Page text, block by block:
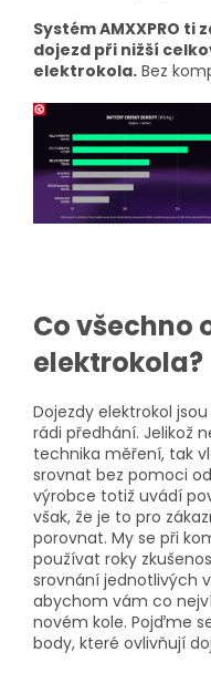
Systém AMXXPRO
dojezd při nižší
elektrokola. Bez
Co všechno
elektrokola?
Dojezdy elektrokol
rádi předhání. Jelikož
technika měření, tak
srovnat bez pomoci
výrobce totiž uvádí
však, že je to pro
porovnat. My se při
používat roky
srovnání jednotlivých
abychom vám co
novém kole. Pojďme
body, které ovlivňují